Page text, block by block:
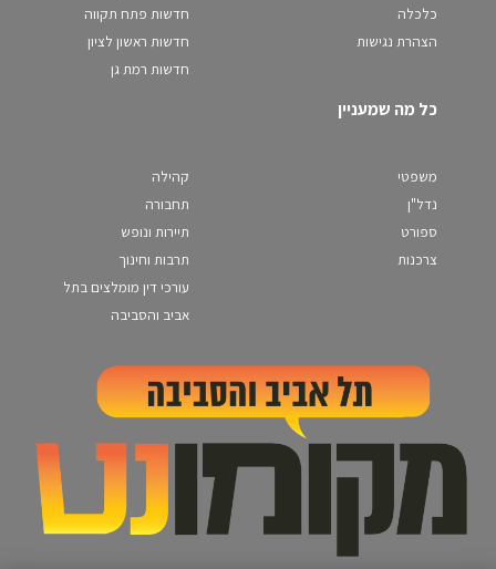
כלכלה
הצהרת נגישות
חדשות פתח תקווה
חדשות ראשון לציון
חדשות רמת גן
כל מה שמעניין
משפטי
נדל"ן
ספורט
צרכנות
קהילה
תחבורה
תיירות ונופש
תרבות וחינוך
עורכי דין מומלצים בתל
אביב והסביבה